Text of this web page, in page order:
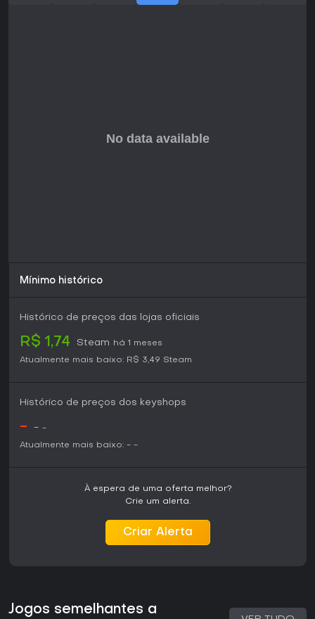
Mínimo histórico
Histórico de preços das lojas oficiais
R$ 1,74 Steam
há 1 meses
Atualmente mais baixo: R$ 3,49 Steam
Histórico de preços dos keyshops
- - -
Atualmente mais baixo: - -
À espera de uma oferta melhor?
Crie um alerta.
Criar Alerta
Jogos semelhantes a